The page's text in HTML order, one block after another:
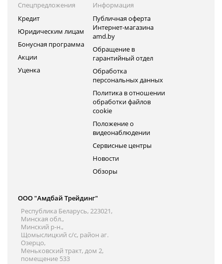
Спецпредложения
Кредит
Юридическим лицам
Бонусная программа
Акции
Уценка
Информация
Публичная оферта
Интернет-магазина
amd.by
Обращение в
гарантийный отдел
Обработка
персональных данных
Политика в отношении
обработки файлов
cookie
Положение о
видеонаблюдении
Сервисные центры
Новости
Обзоры
ООО "Амдбай Трейдинг"
Республика Беларусь, 223021,
Минская обл.,
Минский р-н.,
Щомыслицкий с/с, район аг.
Озерцо,
Меньковский тракт, дом 2,
помещение 533